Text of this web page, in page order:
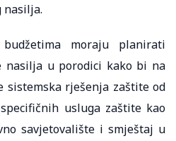
nasilja.
moraju planirati
nasilja u porodici kako bi na
sistemska rješenja zaštite od
usluga zaštite kao
savjetovalište i smještaj u